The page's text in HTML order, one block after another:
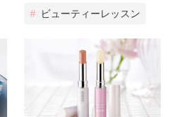
# ビューティーレッスン